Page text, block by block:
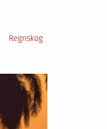
Regnskog